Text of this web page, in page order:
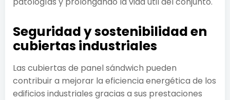
Seguridad y sostenibilidad en
cubiertas industriales
Las cubiertas de panel sándwich pueden
contribuir a mejorar la eficiencia energética de los
edificios industriales gracias a sus prestaciones